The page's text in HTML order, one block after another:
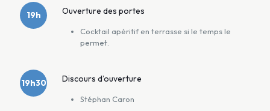
19h Ouverture des portes
Cocktail apéritif en terrasse si le temps le
permet.
19h30 Discours d’ouverture
Stéphan Caron